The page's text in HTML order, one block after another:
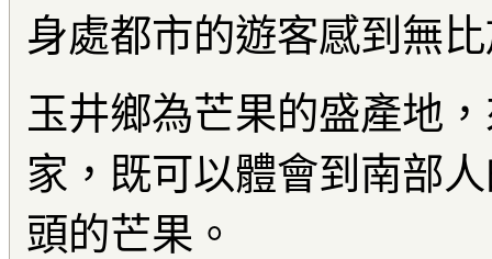
身處都市的遊客感到無
玉井鄉為芒果的盛產地
家，既可以體會到南部
頭的芒果。